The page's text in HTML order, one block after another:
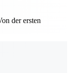
der ersten